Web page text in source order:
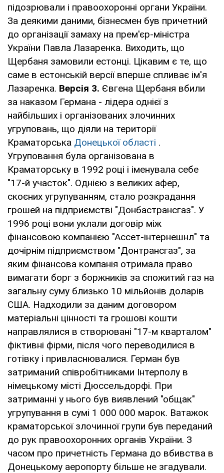
підозрювали і правоохоронні органи України.
За деякими даними, бізнесмен був причетний
до організації замаху на прем'єр-міністра
України Павла Лазаренка. Виходить, що
Щербаня замовили естонці. Цікавим є те, що
саме в естонській версії вперше спливає ім'я
Лазаренка. Версія 3. Євгена Щербаня вбили
за наказом Германа - лідера однієї з
найбільших і організованих злочинних
угруповань, що діяли на території
Краматорська Донецької області .
Угруповання була організована в
Краматорську в 1992 році і іменувала себе
"17-й участок". Однією з великих афер,
скоєних угрупуванням, стало розкрадання
грошей на підприємстві "Донбастрансгаз". У
1996 році вони уклали договір між
фінансовою компанією "Ассет-інтернешнл" та
дочірнім підприємством "Донтрансгаз", за
яким фінансова компанія отримала право
вимагати борг з боржників за спожитий газ на
загальну суму близько 10 мільйонів доларів
США. Надходили за даним договором
матеріальні цінності та грошові кошти
направлялися в створювані "17-м кварталом"
фіктивні фірми, після чого переводилися в
готівку і привласнювалися. Герман був
затриманий співробітниками Інтерполу в
німецькому місті Дюссельдорфі. При
затриманні у нього був виявлений "общак"
угрупування в сумі 1 000 000 марок. Ватажок
краматорської злочинної групи був переданий
до рук правоохоронних органів України. З
часом про причетність Германа до вбивства в
Донецькому аеропорту більше не згадували.